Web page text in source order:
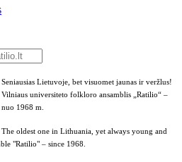
Seniausias Lietuvoje, bet visuomet jaunas ir veržlus!
Vilniaus universiteto folkloro ansamblis „Ratilio“ –
nuo 1968 m.
The oldest one in Lithuania, yet always young and
"Ratilio" – since 1968.